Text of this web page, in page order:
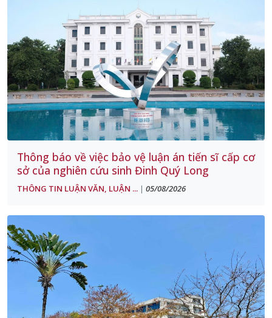
Thông báo về việc bảo vệ luận án tiến sĩ cấp cơ
sở của nghiên cứu sinh Đinh Quý Long
THÔNG TIN LUẬN VĂN, LUẬN ... | 05/08/2026